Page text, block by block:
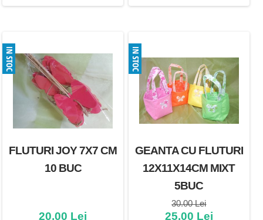
FLUTURI JOY 7X7 CM
10 BUC
20.00 Lei
GEANTA CU FLUTURI
12X11X14CM MIXT
5BUC
30.00 Lei
25.00 Lei